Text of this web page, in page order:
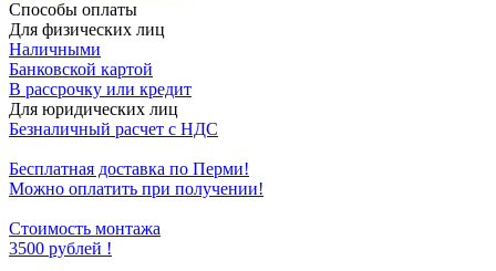
Способы оплаты
Для физических лиц
Наличными
Банковской картой
В рассрочку или кредит
Для юридических лиц
Безналичный расчет с НДС
Бесплатная доставка по Перми!
Можно оплатить при получении!
Стоимость монтажа
3500 рублей !